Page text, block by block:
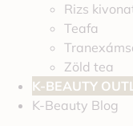
Rizs
Teafa
Zöld tea
K-BEAUTY
K-Beauty Blog